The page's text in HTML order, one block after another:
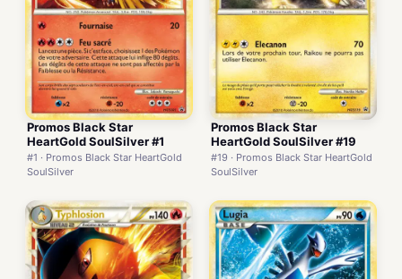
Promos Black Star
HeartGold SoulSilver #1
#1 · Promos Black Star HeartGold
SoulSilver
Promos Black Star
HeartGold SoulSilver #19
#19 · Promos Black Star HeartGold
SoulSilver